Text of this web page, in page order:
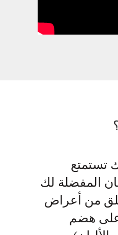
تستمتع
المفضلة لك
من أعراض
على هضم